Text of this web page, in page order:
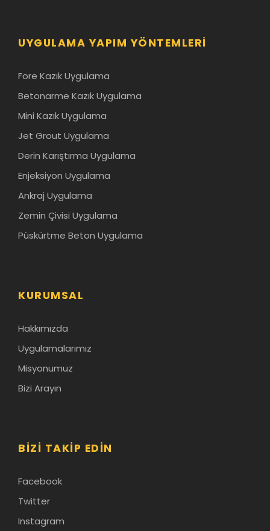
UYGULAMA YAPIM YÖNTEMLERI
Fore Kazık Uygulama
Betonarme Kazık Uygulama
Mini Kazık Uygulama
Jet Grout Uygulama
Derin Karıştırma Uygulama
Enjeksiyon Uygulama
Ankraj Uygulama
Zemin Çivisi Uygulama
Püskürtme Beton Uygulama
KURUMSAL
Hakkımızda
Uygulamalarımız
Misyonumuz
Bizi Arayın
BIZI TAKIP EDIN
Facebook
Twitter
Instagram